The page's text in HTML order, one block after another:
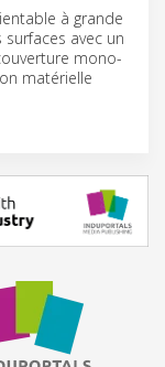
à grande
avec un
mono-
matérielle